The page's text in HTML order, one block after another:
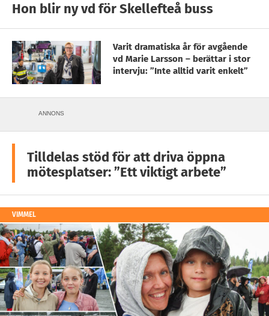
Hon blir ny vd för Skellefteå buss
Varit dramatiska år för avgående
vd Marie Larsson – berättar i stor
intervju: ”Inte alltid varit enkelt”
ANNONS
Tilldelas stöd för att driva öppna
mötesplatser: ”Ett viktigt arbete”
VIMMEL